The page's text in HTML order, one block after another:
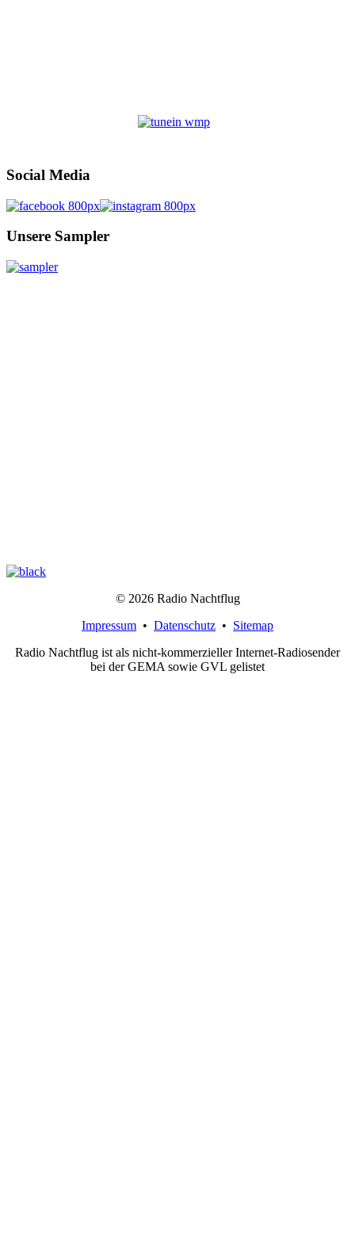
Social Media
Unsere Sampler
© 2026 Radio Nachtflug
Impressum • Datenschutz • Sitemap
Radio Nachtflug ist als nicht-kommerzieller Internet-Radiosender
bei der GEMA sowie GVL gelistet